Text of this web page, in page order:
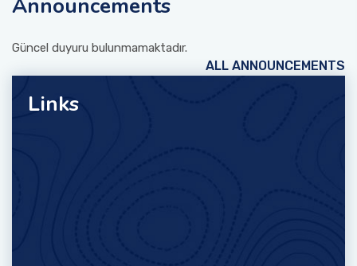
Announcements
Güncel duyuru bulunmamaktadır.
ALL ANNOUNCEMENTS
Links